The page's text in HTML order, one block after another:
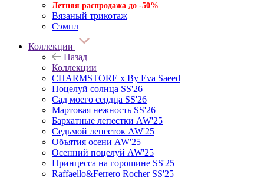
Летняя распродажа до -50%
Вязаный трикотаж
Сэмпл
Коллекции
Назад
Коллекции
CHARMSTORE х By Eva Saeed
Поцелуй солнца SS'26
Сад моего сердца SS'26
Мартовая нежность SS'26
Бархатные лепестки AW'25
Седьмой лепесток AW'25
Объятия осени AW'25
Осенний поцелуй AW'25
Принцесса на горошине SS'25
Raffaello&Ferrero Rocher SS'25